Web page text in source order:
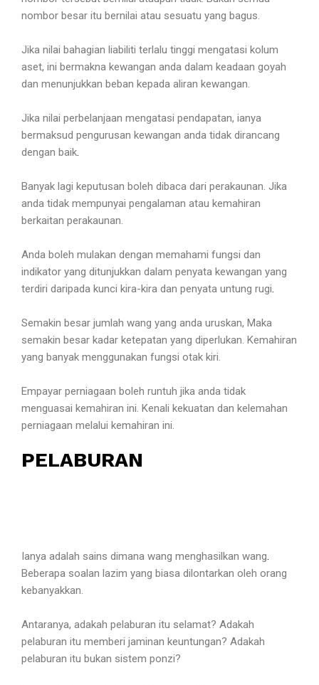
nombor besar itu bernilai atau sesuatu yang bagus.
Jika nilai bahagian liabiliti terlalu tinggi mengatasi kolum
aset, ini bermakna kewangan anda dalam keadaan goyah
dan menunjukkan beban kepada aliran kewangan.
Jika nilai perbelanjaan mengatasi pendapatan, ianya
bermaksud pengurusan kewangan anda tidak dirancang
dengan baik
Banyak lagi keputusan boleh dibaca dari perakaunan. Jika
anda tidak mempunyai pengalaman atau kemahiran
berkaitan perakaunan.
Anda boleh mulakan dengan memahami fungsi dan
indikator yang ditunjukkan dalam penyata kewangan yang
terdiri daripada kunci kira-kira dan penyata untung rugi
Semakin besar jumlah wang yang anda uruskan, Maka
semakin besar kadar ketepatan yang diperlukan. Kemahiran
yang banyak menggunakan fungsi otak kiri.
Empayar perniagaan boleh runtuh jika anda tidak
menguasai kemahiran ini. Kenali kekuatan dan kelemahan
perniagaan melalui kemahiran ini.
PELABURAN
Ianya adalah sains dimana wang menghasilkan wang
Beberapa soalan lazim yang biasa dilontarkan oleh orang
kebanyakkan.
Antaranya, adakah pelaburan itu selamat? Adakah
pelaburan itu memberi jaminan keuntungan? Adakah
pelaburan itu bukan sistem ponzi?